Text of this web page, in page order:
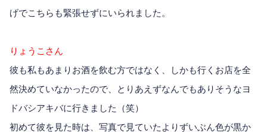
げでこちらも緊張せずにいられました。
りょうこさん
彼も私もあまりお酒を飲む方ではなく、しかも行くお店を全
然決めていなかったので、とりあえずなんでもありそうなヨ
ドバシアキバに行きました（笑）
初めて彼を見た時は、写真で見ていたよりずいぶん色が黒か